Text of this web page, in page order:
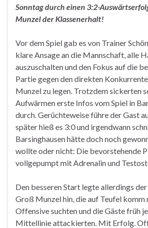
Sonntag durch einen 3:2-
Munzel der Klassenerhalt!
Vor dem Spiel gab es von Trainer
klare Ansage an die Mannschaft, alle
auszuschalten und den Fokus auf die
Partie gegen den direkten
Munzel zu legen. Trotzdem sickerten
Aufwärmen erste Infos vom Spiel in
durch. Gerüchteweise führe der Gast
später hieß es 3:0 und irgendwann
Barsinghausen hätte doch noch
wollte oder nicht: Die bevorstehende
vollgepumpt mit Adrenalin und
Den besseren Start legte allerdings
Groß Munzel hin, die auf Teufel komm
Offensive suchten und die Gäste früh
Mittellinie attackierten. Mit Erfolg.